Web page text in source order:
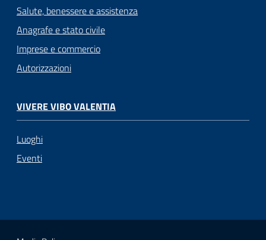
Salute, benessere e assistenza
Anagrafe e stato civile
Imprese e commercio
Autorizzazioni
VIVERE VIBO VALENTIA
Luoghi
Eventi